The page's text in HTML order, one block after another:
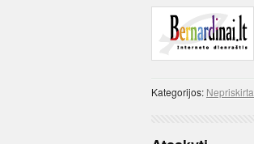
Kategorijos: Nepriskirta